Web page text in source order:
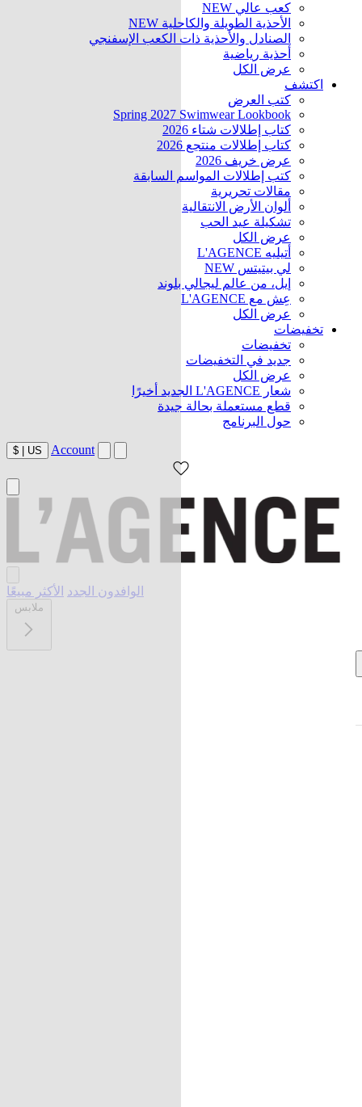
كعب عالي NEW
الأحذية الطويلة والكاحلية NEW
الصنادل والأحذية ذات الكعب الإسفنجي
أحذية رياضية
عرض الكل
اكتشف
كتب العرض
Spring 2027 Swimwear Lookbook
كتاب إطلالات شتاء 2026
كتاب إطلالات منتجع 2026
عرض خريف 2026
كتب إطلالات المواسم السابقة
مقالات تحريرية
ألوان الأرض الانتقالية
تشكيلة عيد الحب
عرض الكل
أتيليه L'AGENCE
لي بيتيتس NEW
إيل، من عالم ليجالي بلوند
عِش مع L'AGENCE
عرض الكل
تخفيضات
تخفيضات
جديد في التخفيضات
عرض الكل
شعار L'AGENCE الجديد أخيرًا
قطع مستعملة بحالة جيدة
حول البرنامج
US
$ Account
الوافدون الجدد الأكثر مبيعًا
ملابس